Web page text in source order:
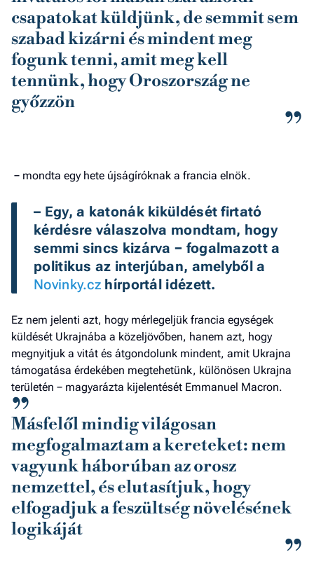
csapatokat küldjünk, de semmit sem
szabad kizárni és mindent meg
fogunk tenni, amit meg kell
tennünk, hogy Oroszország ne
győzzön
− mondta egy hete újságíróknak a francia elnök.
– Egy, a katonák kiküldését firtató
kérdésre válaszolva mondtam, hogy
semmi sincs kizárva − fogalmazott a
Novinky.cz hírportál idézett.
Ez nem jelenti azt, hogy mérlegeljük francia egységek
küldését Ukrajnába a közeljövőben, hanem azt, hogy
megnyitjuk a vitát és átgondolunk mindent, amit Ukrajna
támogatása érdekében megtehetünk, különösen Ukrajna
területén − magyarázta kijelentését Emmanuel Macron.
Másfelől mindig világosan
megfogalmaztam a kereteket: nem
vagyunk háborúban az orosz
nemzettel, és elutasítjuk, hogy
elfogadjuk a feszültség növelésének
logikáját